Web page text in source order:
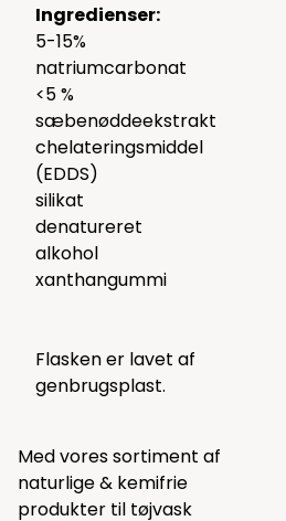
Ingredienser:
5-15%
natriumcarbonat
<5 %
sæbenøddeekstrakt
chelateringsmiddel
(EDDS)
silikat
denatureret
alkohol
xanthangummi
Flasken er lavet af
genbrugsplast.
Med vores sortiment af
naturlige & kemifrie
produkter til tøjvask